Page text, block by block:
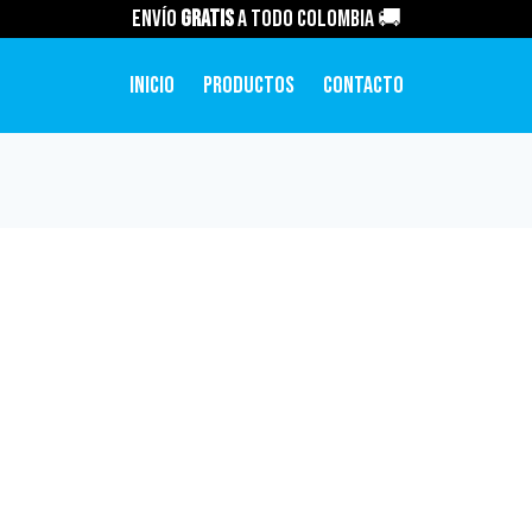
Envío GRATISa todo Colombia 🚚
Inicio Productos Contacto